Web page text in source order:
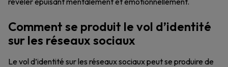
Comment se produit le vol d’identité
sur les réseaux sociaux
Le vol d’identité sur les réseaux sociaux peut se produire de